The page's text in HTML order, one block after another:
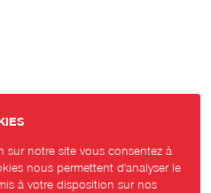
sur notre site vous consentez à
nous permettent d'analyser le
à votre disposition sur nos